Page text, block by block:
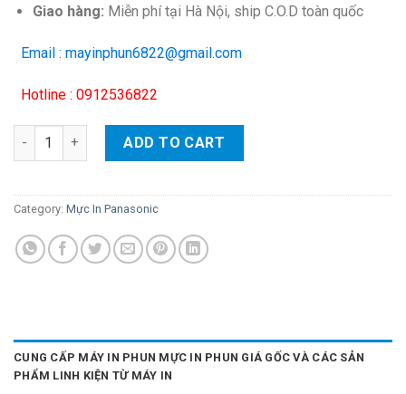
Giao hàng: Miễn phí tại Hà Nội, ship C.O.D toàn quốc
Email : mayinphun6822@gmail.com
Hotline : 0912536822
Hôp mực in Panasonic FA85 – Cho máy fax KX-FLB 802/ 812/
ADD TO CART
Category: Mực In Panasonic
CUNG CẤP MÁY IN PHUN MỰC IN PHUN GIÁ GỐC VÀ CÁC SẢN
PHẨM LINH KIỆN TỪ MÁY IN